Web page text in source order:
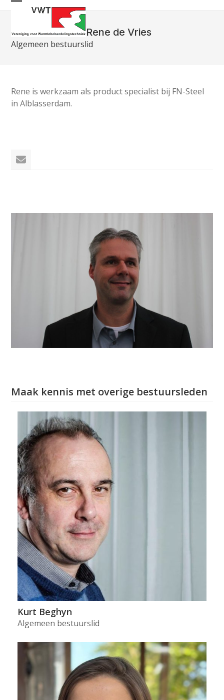
Skip Open
mobile
menu
Close
mobile
menu
Rene de Vries
Algemeen bestuurslid
Rene is werkzaam als product specialist bij FN-Steel
in Alblasserdam.
E-
Maak kennis met overige bestuursleden
Kurt Beghyn
Algemeen bestuurslid